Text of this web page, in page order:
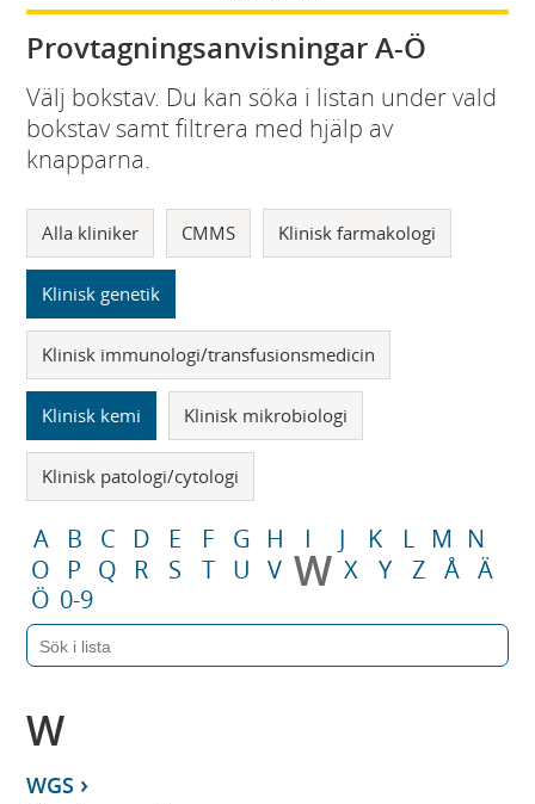
Provtagningsanvisningar A-Ö
Välj bokstav. Du kan söka i listan under vald
bokstav samt filtrera med hjälp av
knapparna.
Alla kliniker CMMS Klinisk farmakologi
Klinisk genetik
Klinisk immunologi/transfusionsmedicin
Klinisk kemi Klinisk mikrobiologi
Klinisk patologi/cytologi
A B C D E F G H I J K L M N
O
P Q R S T U V W X Y Z Å Ä
Ö 0-9
W
WGS